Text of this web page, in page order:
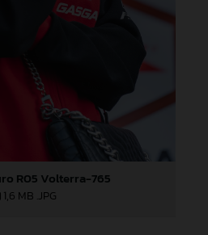
R05 Volterra-765
1,6 MB .JPG